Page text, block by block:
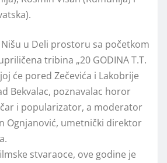
u Deli prostoru sa početkom
tribina „20 GODINA T.T.
će pored Zečevića i Lakobrije
Bekvalac, poznavalac horor
i popularizator, a moderator
Ognjanović, umetnički direktor
stvaraoce, ove godine je